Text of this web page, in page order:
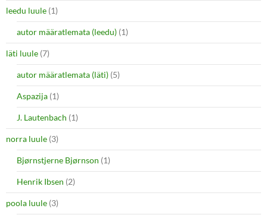
leedu luule (1)
autor määratlemata (leedu) (1)
läti luule (7)
autor määratlemata (läti) (5)
Aspazija (1)
J. Lautenbach (1)
norra luule (3)
Bjørnstjerne Bjørnson (1)
Henrik Ibsen (2)
poola luule (3)